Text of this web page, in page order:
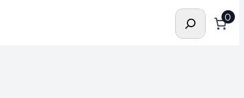
Търсене0